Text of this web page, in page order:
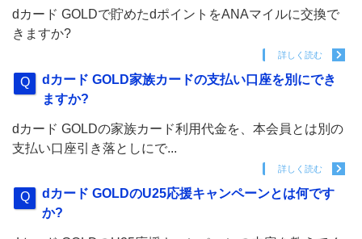
dカード GOLDで貯めたdポイントをANAマイルに交換で
きますか?
詳しく読む
dカード GOLD家族カードの支払い口座を別にでき
ますか?
dカード GOLDの家族カード利用代金を、本会員とは別の
支払い口座引き落としにで...
詳しく読む
dカード GOLDのU25応援キャンペーンとは何です
か?